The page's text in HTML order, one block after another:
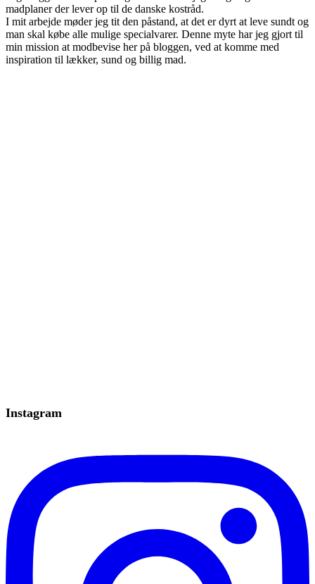
madplaner der lever op til de danske kostråd.
I mit arbejde møder jeg tit den påstand, at det er dyrt at leve sundt og
man skal købe alle mulige specialvarer. Denne myte har jeg gjort til
min mission at modbevise her på bloggen, ved at komme med
inspiration til lækker, sund og billig mad.
Instagram